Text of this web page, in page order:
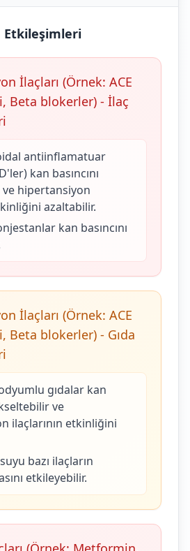
Etkileşimleri
İlaçları (Örnek: ACE
Beta blokerler) - İlaç
antiinflamatuar
kan basıncını
hipertansiyon
azaltabilir.
kan basıncını
İlaçları (Örnek: ACE
Beta blokerler) - Gıda
gıdalar kan
ve
ilaçlarının etkinliğini
bazı ilaçların
etkileyebilir.